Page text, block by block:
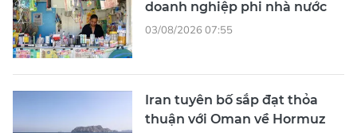
doanh nghiệp phi nhà nước
03/08/2026 07:55
Iran tuyên bố sắp đạt thỏa
thuận với Oman về Hormuz